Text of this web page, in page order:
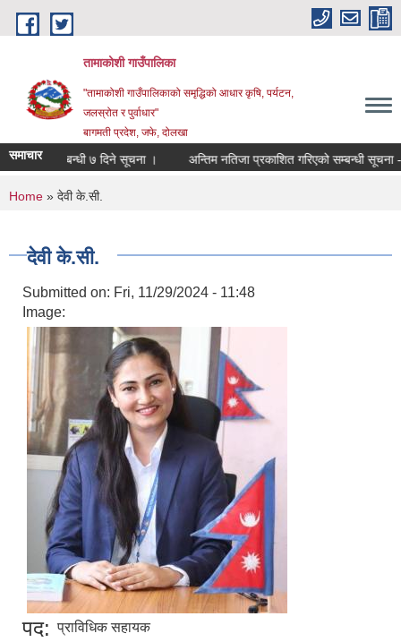
Skip to main content
तामाकोशी गाउँपालिका
"तामाकोशी गाउँपालिकाको समृद्धिको आधार कृषि, पर्यटन,
जलस्रोत र पुर्वाधार"
बागमती प्रदेश, जफे, दोलखा
समाचार
गर्ने सम्बन्धी ७ दिने सूचना । अन्तिम नतिजा प्रकाशित गरिएको सम्बन्धी सूचना -
You are here
Home » देवी के.सी.
देवी के.सी.
Submitted on: Fri, 11/29/2024 - 11:48
Image:
पद: प्राविधिक सहायक